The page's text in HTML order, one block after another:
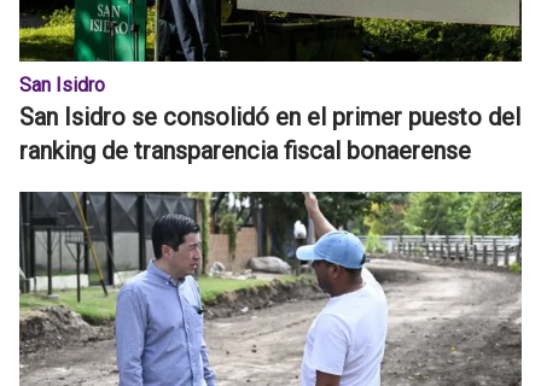
San Isidro
San Isidro se consolidó en el primer puesto del
ranking de transparencia fiscal bonaerense